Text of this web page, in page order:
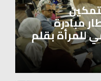
مبادرة
للمرأة بقلم